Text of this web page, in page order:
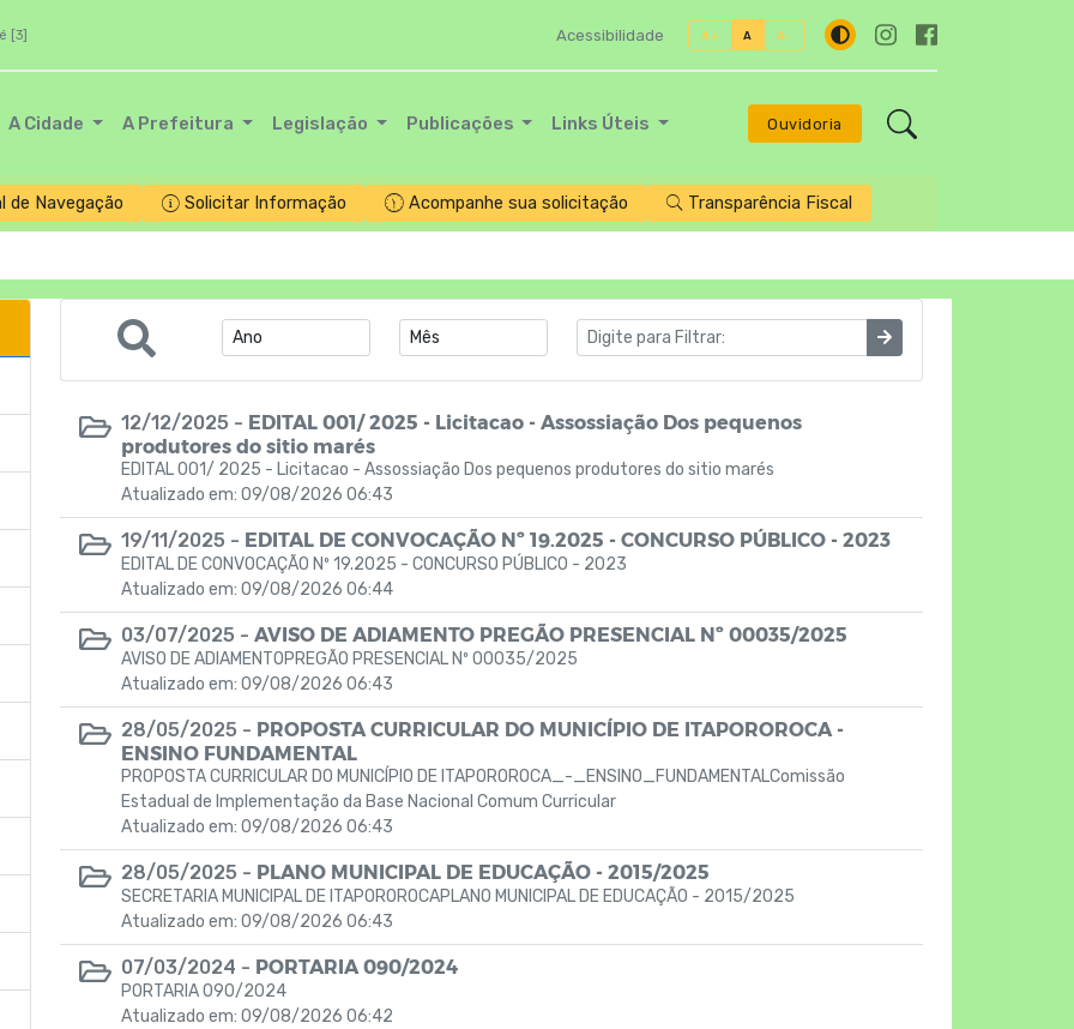
[3] Acessibilidade A+ A A-
A Cidade A Prefeitura Legislação Publicações Links Úteis Ouvidoria
de Navegação Solicitar Informação Acompanhe sua solicitação Transparência Fiscal
12/12/2025 - EDITAL 001/ 2025 - Licitacao - Assossiação Dos pequenos
produtores do sitio marés
EDITAL 001/ 2025 - Licitacao - Assossiação Dos pequenos produtores do sitio marés
Atualizado em: 09/08/2026 06:43
19/11/2025 - EDITAL DE CONVOCAÇÃO Nº 19.2025 - CONCURSO PÚBLICO - 2023
EDITAL DE CONVOCAÇÃO Nº 19.2025 - CONCURSO PÚBLICO - 2023
Atualizado em: 09/08/2026 06:44
03/07/2025 - AVISO DE ADIAMENTO PREGÃO PRESENCIAL Nº 00035/2025
AVISO DE ADIAMENTOPREGÃO PRESENCIAL Nº 00035/2025
Atualizado em: 09/08/2026 06:43
28/05/2025 - PROPOSTA CURRICULAR DO MUNICÍPIO DE ITAPOROROCA -
ENSINO FUNDAMENTAL
PROPOSTA CURRICULAR DO MUNICÍPIO DE ITAPOROROCA_-_ENSINO_FUNDAMENTALComissão
Estadual de Implementação da Base Nacional Comum Curricular
Atualizado em: 09/08/2026 06:43
28/05/2025 - PLANO MUNICIPAL DE EDUCAÇÃO - 2015/2025
SECRETARIA MUNICIPAL DE ITAPOROROCAPLANO MUNICIPAL DE EDUCAÇÃO - 2015/2025
Atualizado em: 09/08/2026 06:43
07/03/2024 - PORTARIA 090/2024
PORTARIA 090/2024
Atualizado em: 09/08/2026 06:42